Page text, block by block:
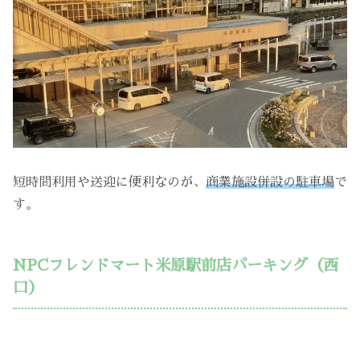
短時間利用や送迎に便利なのが、 商業施設併設の駐車場で
す。
NPCフレンドマート米原駅前店パーキング（西
口）